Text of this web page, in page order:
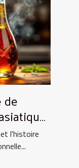
de
l'histoire